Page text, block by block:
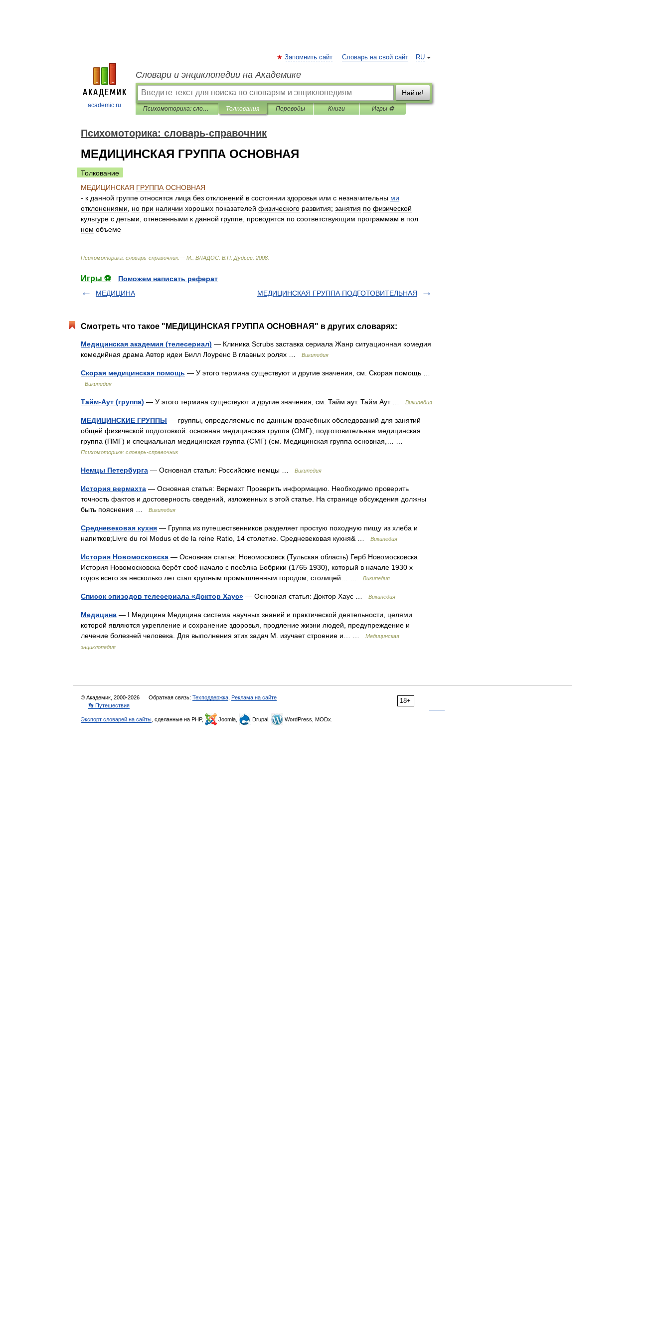
academic.ru
RU
Запомнить сайт Словарь на свой сайт
Словари и энциклопедии на Академике
Найти!
Психомоторика: cловарь-справочник Толкования Переводы Книги Игры ⚽
Психомоторика: cловарь-справочник
МЕДИЦИНСКАЯ ГРУППА ОСНОВНАЯ
Толкование
МЕДИЦИНСКАЯ ГРУППА ОСНОВНАЯ
- к данной группе относятся лица без отклонений в состоянии здоровья или с незначительны ми
отклонениями
но при наличии хороших показателей физического развития; занятия по физической
культуре с детьми отнесенными к данной группе проводятся по соответствующим программам в пол
ном объеме
Психомоторика: cловарь-справочник.— М : ВЛАДОС В П Дудьев 2008
Игры ⚽
Поможем написать реферат
МЕДИЦИНА
МЕДИЦИНСКАЯ ГРУППА ПОДГОТОВИТЕЛЬНАЯ
Смотреть что такое "МЕДИЦИНСКАЯ ГРУППА ОСНОВНАЯ" в других словарях:
Медицинская академия (телесериал) — Клиника Scrubs заставка сериала Жанр ситуационная комедия
комедийная драма Автор идеи Билл Лоуренс В главных ролях …
Википедия
Скорая медицинская помощь — У этого термина существуют и другие значения, см. Скорая помощь …
Википедия
Тайм-Аут (группа) — У этого термина существуют и другие значения, см. Тайм аут. Тайм Аут … Википедия
МЕДИЦИНСКИЕ ГРУППЫ — группы, определяемые по данным врачебных обследований для занятий
общей физической подготовкой: основная медицинская группа (ОМГ), подготовительная медицинская
группа (ПМГ) и специальная медицинская группа (СМГ) (см. Медицинская группа основная,… …
Психомоторика: cловарь-справочник
Немцы Петербурга — Основная статья: Российские немцы … Википедия
История вермахта — Основная статья: Вермахт Проверить информацию. Необходимо проверить
точность фактов и достоверность сведений, изложенных в этой статье. На странице обсуждения должны
быть пояснения …
Википедия
Средневековая кухня — Группа из путешественников разделяет простую походную пищу из хлеба и
напитков;Livre du roi Modus et de la reine Ratio, 14 столетие. Средневековая кухня& …
Википедия
История Новомосковска — Основная статья: Новомосковск (Тульская область) Герб Новомосковска
История Новомосковска берёт своё начало с посёлка Бобрики (1765 1930), который в начале 1930 х
годов всего за несколько лет стал крупным промышленным городом, столицей… …
Википедия
Список эпизодов телесериала «Доктор Хаус» — Основная статья: Доктор Хаус … Википедия
Медицина — I Медицина Медицина система научных знаний и практической деятельности, целями
которой являются укрепление и сохранение здоровья, продление жизни людей, предупреждение и
лечение болезней человека. Для выполнения этих задач М. изучает строение и… …
Медицинская
энциклопедия
18+
© Академик, 2000-2026 Обратная связь: Техподдержка Реклама на сайте
👣 Путешествия
Экспорт словарей на сайты , сделанные на PHP, Joomla, Drupal, WordPress, MODx.